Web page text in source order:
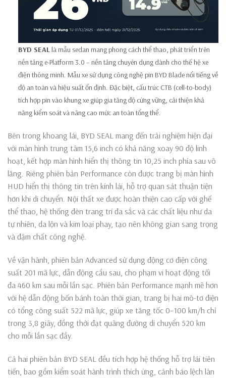
BYD SEALlà mẫu sedan mang phong cách thể thao, phát triển trên
nền tảng e-Platform 3.0 – nền tảng chuyên dụng dành cho thế hệ xe
điện thông minh. Mẫu xe sử dụng công nghệ pin BYD Blade nổi tiếng về
độ an toàn và hiệu suất ổn định. Đặc biệt, cấu trúc CTB (cell-to-body)
tích hợp pin vào khung xe giúp gia tăng độ cứng vững, cải thiện khả
năng kiểm soát và nâng cao mức an toàn tổng thể.
Bên trong khoang lái, BYD SEAL mang đến trải nghiệm hiện đại
với màn hình trung tâm 15,6 inch có khả năng xoay 90 độ linh
hoạt, kết hợp màn hình hiển thị thông tin 10,25 inch phía sau vô
lăng. Riêng phiên bản Performance còn được trang bị màn hình
HUD hiển thị thông tin trên kính lái, hỗ trợ quan sát thuận tiện
hơn khi di chuyển. Nội thất xe được hoàn thiện cao cấp với ghế
thể thao, hệ thống đèn trang trí đa sắc và các chất liệu như da
tự nhiên, da lộn và kim loại phay, tạo nên không gian sang trọng
và đậm chất công nghệ.
Về vận hành, phiên bản Advanced sử dụng động cơ điện công
suất 201 mã lực, dẫn động cầu sau, cho phạm vi hoạt động tối
đa 460 km sau mỗi lần sạc. Phiên bản Performance mạnh mẽ hơn
với hệ dẫn động bốn bánh toàn thời gian, trang bị hai mô-tơ điện
có tổng công suất 522 mã lực, giúp xe tăng tốc 0–100 km/h chỉ
trong 3,8 giây, đồng thời đạt quãng đường di chuyển 520 km
cho mỗi lần sạc đầy.
Cả hai phiên bản BYD SEAL đều tích hợp hệ thống hỗ trợ lái tiên
tiến, bao gồm kiểm soát hành trình thích ứng, cảnh báo lệch làn